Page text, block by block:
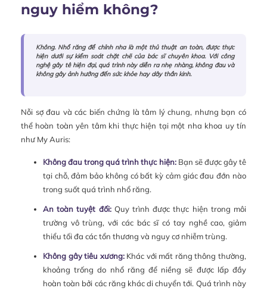
nguy hiểm không?
Không. Nhổ răng để chỉnh nha là một thủ thuật an toàn, được thực
hiện dưới sự kiểm soát chặt chẽ của bác sĩ chuyên khoa. Với công
nghệ gây tê hiện đại, quá trình này diễn ra nhẹ nhàng, không đau và
không gây ảnh hưởng đến sức khỏe hay dây thần kinh.
Nỗi sợ đau và các biến chứng là tâm lý chung, nhưng bạn có
thể hoàn toàn yên tâm khi thực hiện tại một nha khoa uy tín
như My Auris:
Không đau trong quá trình thực hiện:Bạn sẽ được gây tê
tại chỗ, đảm bảo không có bất kỳ cảm giác đau đớn nào
trong suốt quá trình nhổ răng.
An toàn tuyệt đối:Quy trình được thực hiện trong môi
trường vô trùng, với các bác sĩ có tay nghề cao, giảm
thiểu tối đa các tổn thương và nguy cơ nhiễm trùng.
Không gây tiêu xương:Khác với mất răng thông thường,
khoảng trống do nhổ răng để niềng sẽ được lấp đầy
hoàn toàn bởi các răng khác di chuyển tới. Quá trình này